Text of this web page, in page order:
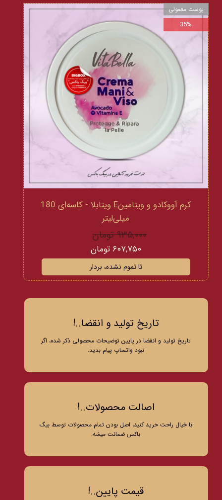
تاریخ تولید و انقضا..!
تاریخ تولید و انقضا در پایین توضیحات محصولی ذکر شده، اگر
نبود واتساپ پیام بدید.
اصالت محصولات..!
با خیال راحت خرید کنید، اصل بودن تمام محصولات توسط بیگ
باکس ضمانت میشه.
قیمت پایین..!
کرم آووکادو و ویتامینE ویتابلا - کاسه‌ای 180
میلی‌لیتر
۹۳۵,۰۰۰ تومان
۶۰۷,۷۵۰ تومان
تا تموم نشده، بردار
پوست معمولی
35%